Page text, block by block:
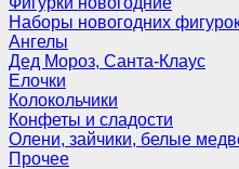
Наборы новогодних
Ангелы
Дед Мороз, Санта-Клаус
Елочки
Колокольчики
Конфеты и сладости
Олени, зайчики, белые
Прочее